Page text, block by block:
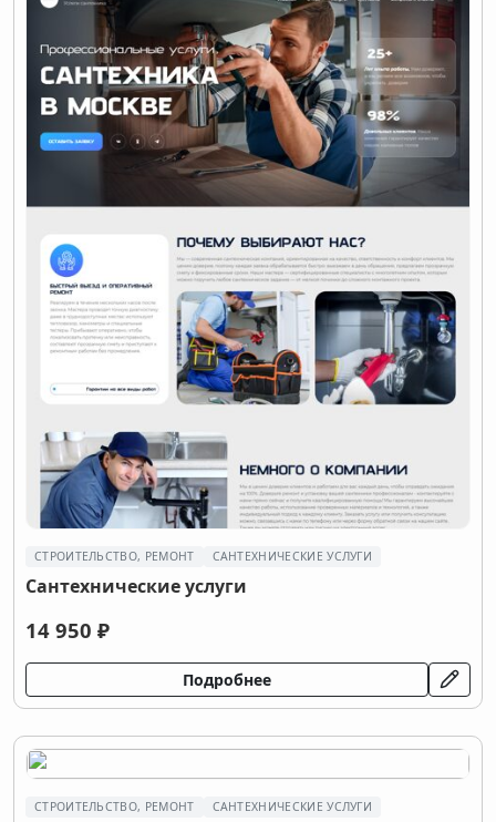
СТРОИТЕЛЬСТВО, РЕМОНТ САНТЕХНИЧЕСКИЕ УСЛУГИ
Сантехнические услуги
14 950 ₽
Подробнее
СТРОИТЕЛЬСТВО, РЕМОНТ САНТЕХНИЧЕСКИЕ УСЛУГИ